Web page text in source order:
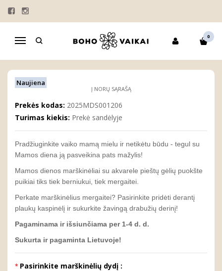
Navigacija
0
Pagrindinis
VAIKIŠKI MAMOS DIENOS
MARŠKINĖLIAI "PUOKŠTĖ MAMAI"
Naujiena
Į NORŲ SĄRAŠĄ
Prekės kodas: 2025MDS001206
Turimas kiekis: Prekė sandėlyje
Pradžiuginkite vaiko mamą mielu ir netikėtu būdu - tegul su
Mamos diena ją pasveikina pats mažylis!
Mamos dienos marškinėliai su akvarele pieštų gėlių puokšte
puikiai tiks tiek berniukui, tiek mergaitei.
Perkate marškinėlius mergaitei? Pasirinkite pridėti derantį
plaukų kaspinėlį ir sukurkite žavingą drabužių derinį!
Pagaminama ir išsiunčiama per 1-4 d. d.
Sukurta ir pagaminta Lietuvoje!
Pasirinkite marškinėlių dydį :